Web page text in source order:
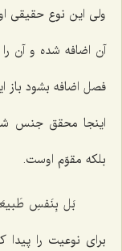
ولى این نوع حقیقى
آن اضافه شده و آن
فصل اضافه بشود باز
اینجا محقق جنس
بلكه مقوّم اوست.
بَل بِنَفسِ
براى نوعیت را